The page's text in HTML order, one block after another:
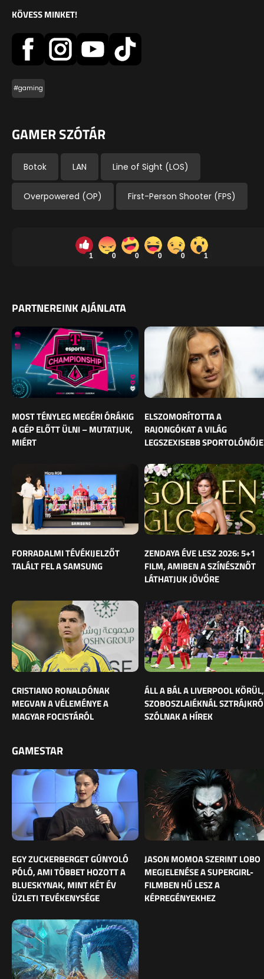
KÖVESS MINKET!
#gaming
GAMER SZÓTÁR
Botok LAN Line of Sight (LOS)
Overpowered (OP) First-Person Shooter (FPS)
1 0 0 0 0 1
PARTNEREINK AJÁNLATA
MOST TÉNYLEG MEGÉRI ÓRÁKIG
A GÉP ELŐTT ÜLNI – MUTATJUK,
MIÉRT
ELSZOMORÍTOTTA A
RAJONGÓKAT A VILÁG
LEGSZEXISEBB SPORTOLÓNŐJE
FORRADALMI TÉVÉKIJELZŐT
TALÁLT FEL A SAMSUNG
ZENDAYA ÉVE LESZ 2026: 5+1
FILM, AMIBEN A SZÍNÉSZNŐT
LÁTHATJUK JÖVŐRE
CRISTIANO RONALDÓNAK
MEGVAN A VÉLEMÉNYE A
MAGYAR FOCISTÁRÓL
ÁLL A BÁL A LIVERPOOL KÖRÜL,
SZOBOSZLAIÉKNÁL
SZÓLNAK A HÍREK
GAMESTAR
EGY ZUCKERBERGET GÚNYOLÓ
PÓLÓ, AMI TÖBBET HOZOTT A
BLUESKYNAK, MINT KÉT ÉV
ÜZLETI TEVÉKENYSÉGE
JASON MOMOA SZERINT LOBO
MEGJELENÉSE A SUPERGIRL-
FILMBEN HŰ LESZ A
KÉPREGÉNYEKHEZ